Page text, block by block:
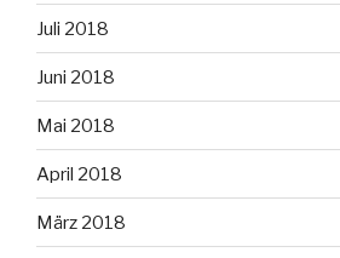
Juli 2018
Juni 2018
Mai 2018
April 2018
März 2018